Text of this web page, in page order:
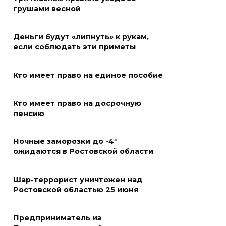
На Дону проходит месячник
от 65 лет
07 августа 2026 08:42
Сотни БПЛА подавили над
территориями РФ за ночь
Ростове
грушами весной
Деньги будут «липнуть» к рукам,
если соблюдать эти приметы
Кто имеет право на единое пособие
Кто имеет право на досрочную
пенсию
Ночные заморозки до -4°
ожидаются в Ростовской области
Шар-террорист уничтожен над
Ростовской областью 25 июня
Предприниматель из